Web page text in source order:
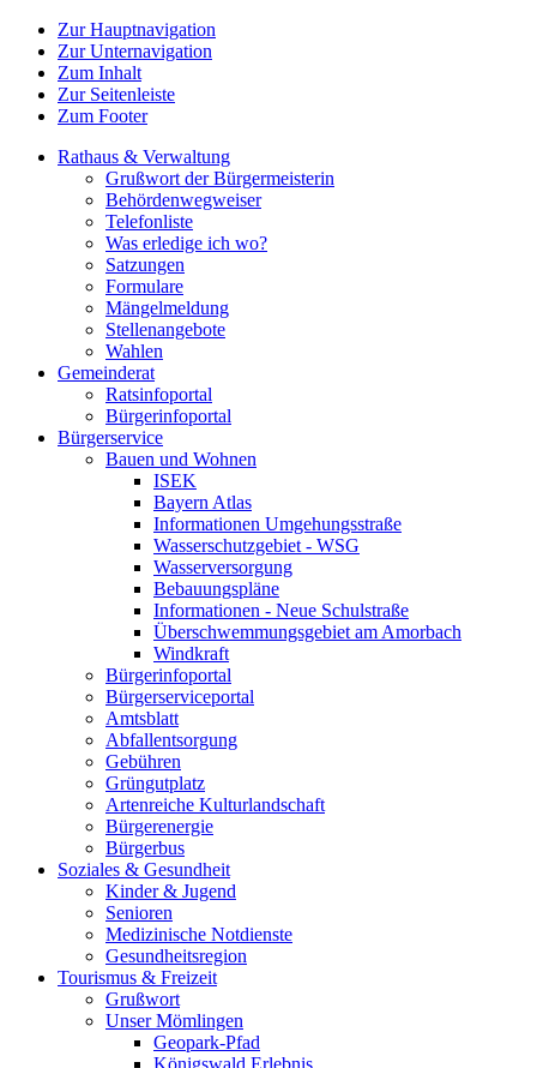
Zur Hauptnavigation
Zur Unternavigation
Zum Inhalt
Zur Seitenleiste
Zum Footer
Rathaus & Verwaltung
Grußwort der Bürgermeisterin
Behördenwegweiser
Telefonliste
Was erledige ich wo?
Satzungen
Formulare
Mängelmeldung
Stellenangebote
Wahlen
Gemeinderat
Ratsinfoportal
Bürgerinfoportal
Bürgerservice
Bauen und Wohnen
ISEK
Bayern Atlas
Informationen Umgehungsstraße
Wasserschutzgebiet - WSG
Wasserversorgung
Bebauungspläne
Informationen - Neue Schulstraße
Überschwemmungsgebiet am Amorbach
Windkraft
Bürgerinfoportal
Bürgerserviceportal
Amtsblatt
Abfallentsorgung
Gebühren
Grüngutplatz
Artenreiche Kulturlandschaft
Bürgerenergie
Bürgerbus
Soziales & Gesundheit
Kinder & Jugend
Senioren
Medizinische Notdienste
Gesundheitsregion
Tourismus & Freizeit
Grußwort
Unser Mömlingen
Geopark-Pfad
Königswald Erlebnis